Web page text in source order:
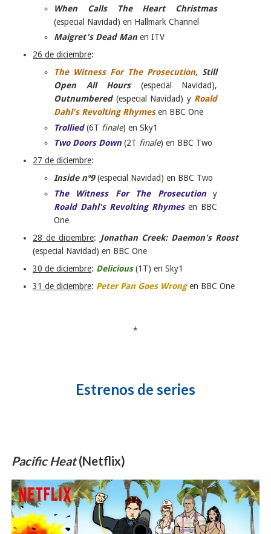
When Calls The Heart Christmas
(especial Navidad) en Hallmark Channel
Maigret's Dead Man en ITV
26 de diciembre:
The Witness For The Prosecution, Still
Open All Hours(especial Navidad),
Outnumbered(especial Navidad) y Roald
Dahl's Revolting Rhymesen BBC One
Trollied(6T finale) en Sky1
Two Doors Down (2T finale) en BBC Two
27 de diciembre:
Inside nº9(especial Navidad) en BBC Two
The Witness For The Prosecutiony
Roald Dahl's Revolting Rhymesen BBC
One
28 de diciembre: Jonathan Creek: Daemon's Roost
(especial Navidad) en BBC One
30 de diciembre: Delicious(1T) en Sky1
31 de diciembre: Peter Pan Goes Wrongen BBC One
*
Estrenos de series
Pacific Heat(Netflix)